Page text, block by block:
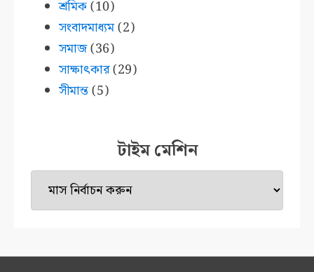
শ্রমিক(10)
সংবাদমাধ্যম(2)
সমাজ(36)
সাক্ষাৎকার(29)
সীমান্ত(5)
টাইম মেশিন
টাইম
মেশিন